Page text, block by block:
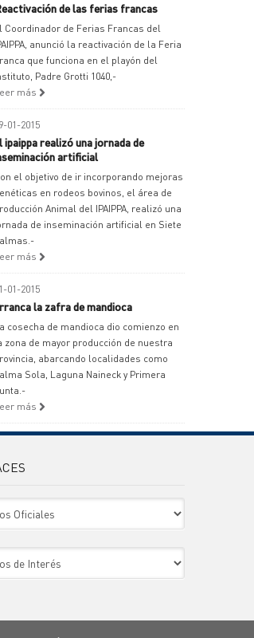
de las ferias francas
Coordinador de Ferias Francas del
anunció la reactivación de la Feria
que funciona en el playón del
Padre Grotti 1040,-
más
01-2015
ipaippa realizó una jornada de
artificial
el objetivo de ir incorporando mejoras
en rodeos bovinos, el área de
Animal del IPAIPPA, realizó una
de inseminación artificial en Siete
más
01-2015
la zafra de mandioca
cosecha de mandioca dio comienzo en
zona de mayor producción de nuestra
abarcando localidades como
Sola, Laguna Naineck y Primera
más